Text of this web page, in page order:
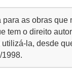
as obras que
tem o direito
la, desde
1998.